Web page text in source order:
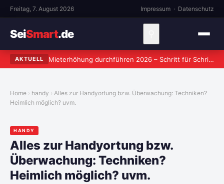
Freitag, 7. August 2026 Impressum · Datenschutz
SeiSmart.de
AKTUELL Mieterhöhung durchführen 2026 – Schritt für Schritt zum rechtssicheren Verlangen
Home handy
Alles zur Handyortung bzw. Überwachung: Techniken?
Heimlich möglich? uvm.
HANDY
Alles zur Handyortung bzw.
Überwachung: Techniken?
Heimlich möglich? uvm.